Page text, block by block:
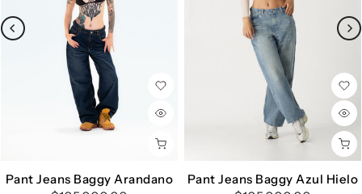
Pant Jeans Baggy Arandano Pant Jeans Baggy Azul Hielo